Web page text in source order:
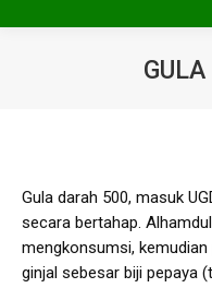
Gula darah 500, masuk
secara bertahap.
mengkonsumsi,
ginjal sebesar biji pepaya